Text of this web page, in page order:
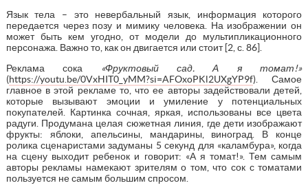
Язык тела – это невербальный язык, информация которого
передается через позу и мимику человека. На изображении он
может быть кем угодно, от модели до мультипликационного
персонажа. Важно то, как он двигается или стоит [2, с. 86].
Реклама сока
«Фруктовый сад. А я томат!»
(https://youtu.be/0VxHIT0_yMM?si=AFOxoPKl2UXgYP9f). Самое
главное в этой рекламе то, что ее авторы задействовали детей,
которые вызывают эмоции и умиление у потенциальных
покупателей. Картинка сочная, яркая, использованы все цвета
радуги. Продумана целая сюжетная линия, где дети изображают
фрукты: яблоки, апельсины, мандарины, виноград. В конце
ролика сценаристами задуманы 5 секунд для «каламбура», когда
на сцену выходит ребенок и говорит: «А я томат!». Тем самым
авторы рекламы намекают зрителям о том, что сок с томатами
пользуется не самым большим спросом.